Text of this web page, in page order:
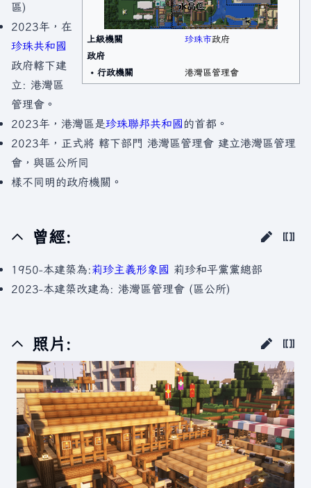
上級機關 珍珠市政府
政府
• 行政機關
港灣區管理會
區)
2023年，在
珍珠共和國
政府轄下建
立: 港灣區
管理會。
2023年，港灣區是珍珠聯邦共和國 的首都。
2023年，正式將 轄下部門 港灣區管理會 建立港灣區管理
會，與區公所同
樣不同明的政府機關。
曾經:
1950-本建築為:莉珍主義形象國 莉珍和平黨黨總部
2023-本建築改建為: 港灣區管理會 (區公所)
照片: